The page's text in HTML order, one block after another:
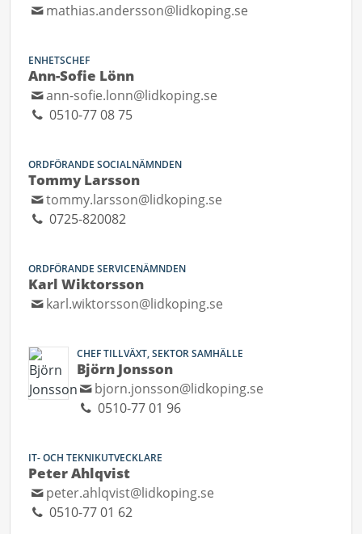
mathias.andersson@lidkoping.se
ENHETSCHEF
Ann-Sofie Lönn
ann-sofie.lonn@lidkoping.se
0510-77 08 75
ORDFÖRANDE SOCIALNÄMNDEN
Tommy Larsson
tommy.larsson@lidkoping.se
0725-820082
ORDFÖRANDE SERVICENÄMNDEN
Karl Wiktorsson
karl.wiktorsson@lidkoping.se
CHEF TILLVÄXT, SEKTOR SAMHÄLLE
Björn Jonsson
bjorn.jonsson@lidkoping.se
0510-77 01 96
IT- OCH TEKNIKUTVECKLARE
Peter Ahlqvist
peter.ahlqvist@lidkoping.se
0510-77 01 62